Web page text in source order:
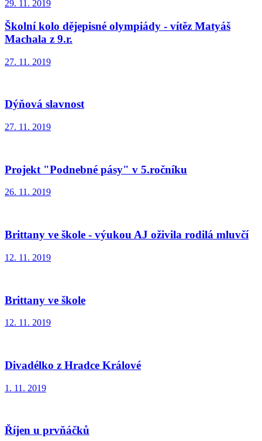
29. 11. 2019
Školní kolo dějepisné olympiády - vítěz Matyáš
Machala z 9.r.
27. 11. 2019
Dýňová slavnost
27. 11. 2019
Projekt "Podnebné pásy" v 5.ročníku
26. 11. 2019
Brittany ve škole - výukou AJ oživila rodilá mluvčí
12. 11. 2019
Brittany ve škole
12. 11. 2019
Divadélko z Hradce Králové
1. 11. 2019
Říjen u prvňáčků